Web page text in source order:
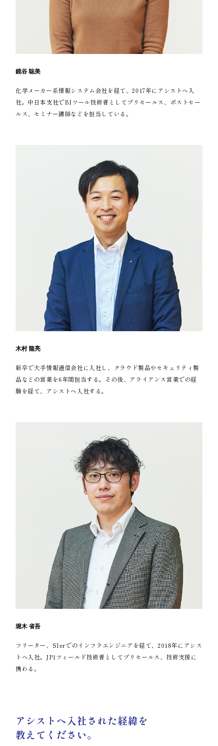
鏡谷 聡美
化学メーカー系情報システム会社を経て、2017年にアシストへ入
社。中日本支社でBIツール技術者としてプリセールス、ポストセー
ルス、セミナー講師などを担当している。
木村 龍亮
新卒で大手情報通信会社に入社し、クラウド製品やセキュリティ製
品などの営業を6年間担当する。その後、アライアンス営業での経
験を経て、アシストへ入社する。
堀木 省吾
フリーター、SIerでのインフラエンジニアを経て、2018年にアシス
トへ入社。JP1フィールド技術者としてプリセールス、技術支援に
携わる。
アシストへ入社された経緯を
教えてください。